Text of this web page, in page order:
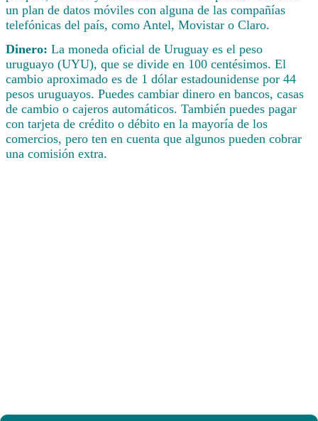
un plan de datos móviles con alguna de las compañías
telefónicas del país, como Antel, Movistar o Claro.
Dinero: La moneda oficial de Uruguay es el peso
uruguayo (UYU), que se divide en 100 centésimos. El
cambio aproximado es de 1 dólar estadounidense por 44
pesos uruguayos. Puedes cambiar dinero en bancos, casas
de cambio o cajeros automáticos. También puedes pagar
con tarjeta de crédito o débito en la mayoría de los
comercios, pero ten en cuenta que algunos pueden cobrar
una comisión extra.